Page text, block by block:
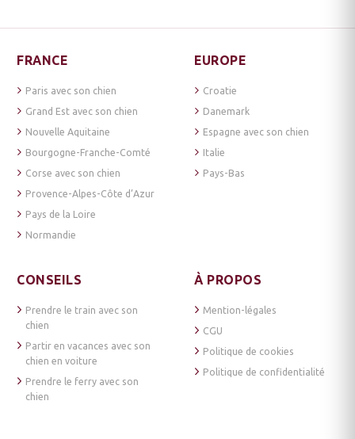
FRANCE
Paris avec son chien
Grand Est avec son chien
Nouvelle Aquitaine
Bourgogne-Franche-Comté
Corse avec son chien
Provence-Alpes-Côte d’Azur
Pays de la Loire
Normandie
EUROPE
Croatie
Danemark
Espagne avec son chien
Italie
Pays-Bas
CONSEILS
Prendre le train avec son
chien
Partir en vacances avec son
chien en voiture
Prendre le ferry avec son
chien
À PROPOS
Mention-légales
CGU
Politique de cookies
Politique de confidentialité